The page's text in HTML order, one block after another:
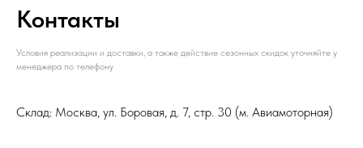
Контакты
Условия реализации и доставки, а также действие сезонных скидок уточняйте у
менеджера по телефону
Склад: Москва, ул. Боровая, д. 7, стр. 30 (м. Авиамоторная)